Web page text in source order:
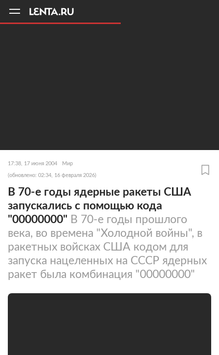
17:38, 17 июня 2004 Мир
(обновлено: 02:34, 16 февраля 2026)
В 70-е годы ядерные ракеты США
запускались с помощью кода
"00000000" В 70-е годы прошлого
века, во времена "Холодной войны", в
ракетных войсках США кодом для
запуска нацеленных на СССР ядерных
ракет была комбинация "00000000"